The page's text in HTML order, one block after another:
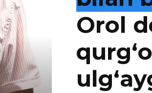
Orol